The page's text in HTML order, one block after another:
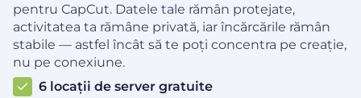
pentru CapCut. Datele tale rămân protejate,
activitatea ta rămâne privată, iar încărcările rămân
stabile — astfel încât să te poți concentra pe creație,
nu pe conexiune.
6 locații de server gratuite